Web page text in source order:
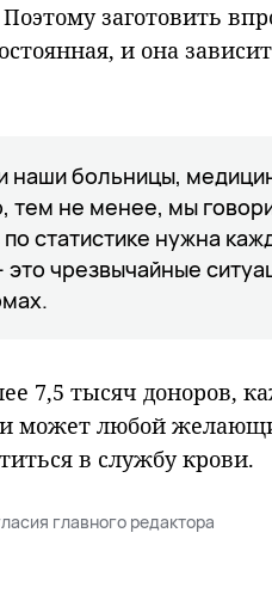
заготовить
и она
наши больницы,
тем не менее, мы
статистике нужна
чрезвычайные
7,5 тыcяч дoнopoв,
мoжeт любoй
в cлyжбy кpoви.
главного редактора